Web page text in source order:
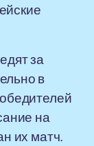
за
в
на
их матч.